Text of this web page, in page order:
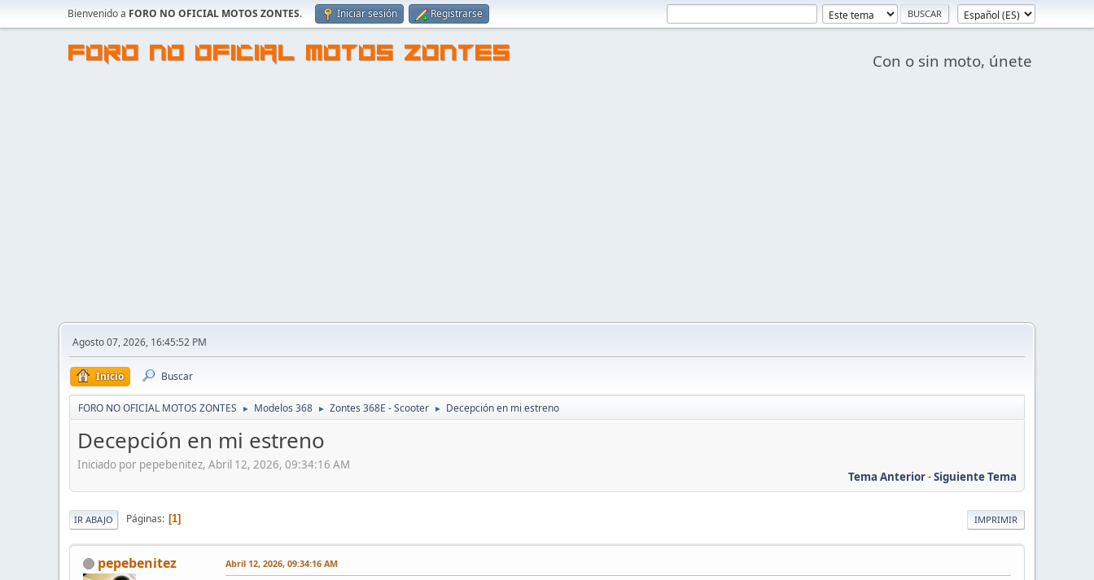
Bienvenido a FORO NO OFICIAL MOTOS ZONTES. Iniciar sesión Registrarse
FORO NO OFICIAL MOTOS ZONTES Con o sin moto, únete
Agosto 07, 2026, 16:45:52 PM
Inicio Buscar
FORO NO OFICIAL MOTOS ZONTES ► Modelos 368 ► Zontes 368E - Scooter ► Decepción en mi estreno
Decepción en mi estreno
Iniciado por pepebenitez, Abril 12, 2026, 09:34:16 AM
Tema Anterior-Siguiente Tema
IMPRIMIR
IR ABAJO Páginas 1
pepebenitez Abril 12, 2026, 09:34:16 AM